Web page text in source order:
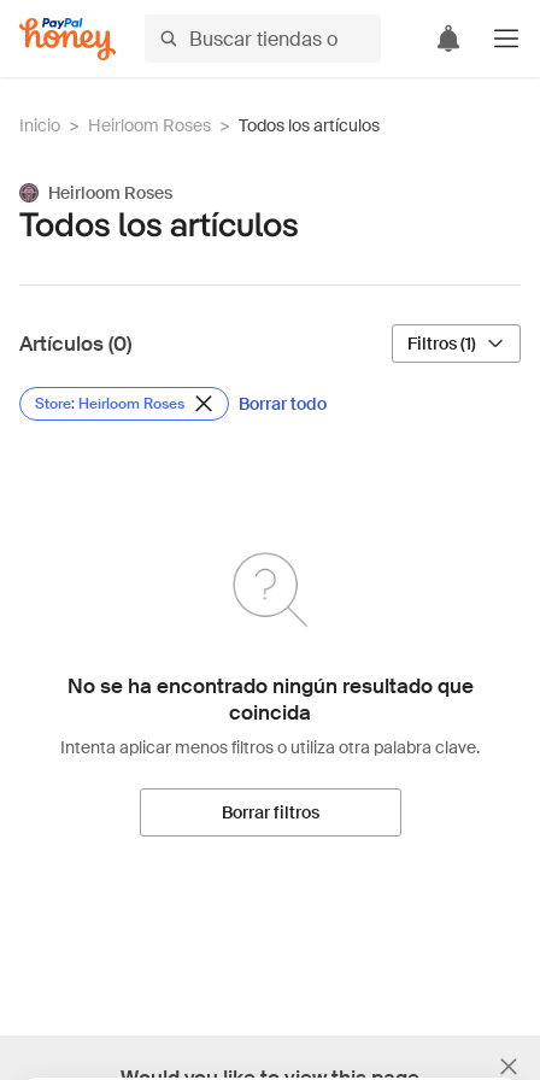
Inicio > Heirloom Roses > Todos los artículos
Heirloom Roses
Todos los artículos
Artículos (0) Filtros (1)
Store: Heirloom Roses Borrar todo
No se ha encontrado ningún resultado que
coincida
Intenta aplicar menos filtros o utiliza otra palabra clave.
Borrar filtros